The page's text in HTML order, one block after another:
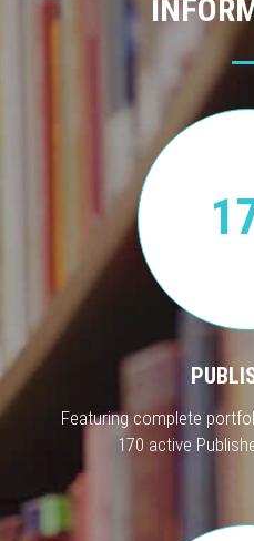
Featuring complete
170 active